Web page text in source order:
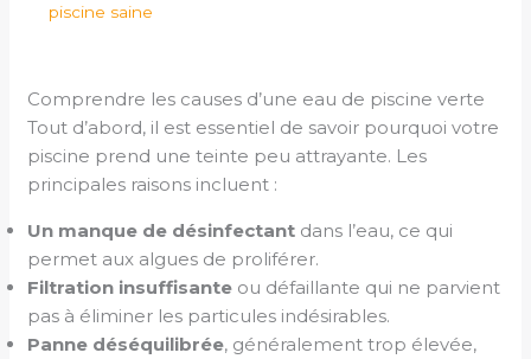
piscine saine
Comprendre les causes d’une eau de piscine verte
Tout d’abord, il est essentiel de savoir pourquoi votre
piscine prend une teinte peu attrayante. Les
principales raisons incluent :
Un manque de désinfectant dans l’eau, ce qui
permet aux algues de proliférer.
Filtration insuffisante ou défaillante qui ne parvient
pas à éliminer les particules indésirables.
Panne déséquilibrée, généralement trop élevée,